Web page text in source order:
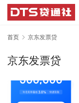
首页 京东发票贷
京东发票贷